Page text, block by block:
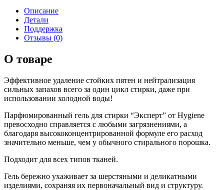
Описание
Детали
Поддержка
Отзывы (0)
О товаре
Эффективное удаление стойких пятен и нейтрализация
сильных запахов всего за один цикл стирки, даже при
использовании холодной воды!
Парфюмированный гель для стирки “Эксперт” от Hygiene
превосходно справляется с любыми загрязнениями, а
благодаря высококонцентрированной формуле его расход
значительно меньше, чем у обычного стирального порошка.
Подходит для всех типов тканей.
Гель бережно ухаживает за шерстяными и деликатными
изделиями, сохраняя их первоначальный вид и структуру.